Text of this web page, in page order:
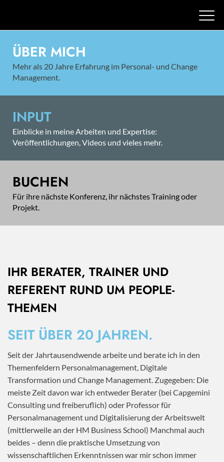
ÜBER MICH
Mehr als 20 Jahre Erfahrung im Personal- und Change
Management.
INPUT
Einblicke in meine Arbeiten und Expertise:
Veröffentlichungen, Videos und vieles mehr.
BUCHEN
Für ihre nächste Konferenz, ihr nächstes Training oder
Projekt.
IHR BERATER, TRAINER UND
REFERENT RUND UM PEOPLE-
THEMEN
SEIT ÜBER 20 JAHREN.
Seit der Jahrtausendwende arbeite und berate ich in den
Themenfeldern Personalmanagement, Digitale
Transformation und Change Management. Zugegeben: Die
meiste Zeit davon war ich entweder Berater (bei Capgemini
Consulting und freiberuflich) oder Professor für
Personalmanagement und Digitalisierung der Arbeitswelt
(mittlerweile an der HM Business School) Manchmal auch
beides – denn die praktische Umsetzung von
wissenschaftlichen Erkenntnissen war mir schon immer